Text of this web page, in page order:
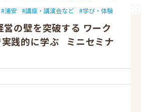
浦安 講座・講演会など 学び・体験
営の壁を突破する ワーク
践的に学ぶ ミニセミナ